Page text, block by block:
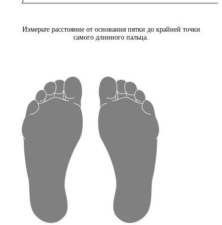
Измерьте расстояние от основания пятки до крайней точки
самого длинного пальца.